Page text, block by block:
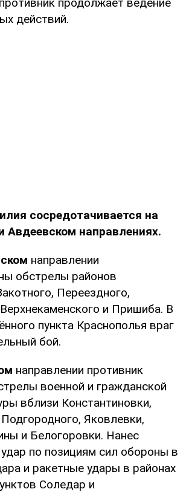
действий.
сосредотачивается на
Авдеевском направлениях.
направлении
обстрелы районов
Переездного,
и Пришиба. В
пункта Краснополья враг
бой.
направлении противник
военной и гражданской
вблизи Константиновки,
Яковлевки,
и Белогоровки. Нанес
по позициям сил обороны в
и ракетные удары в районах
Соледар и